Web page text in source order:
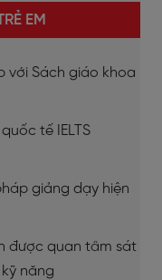
EM
với Sách giáo khoa
tế IELTS
giảng dạy hiện
được quan tâm sát
năng